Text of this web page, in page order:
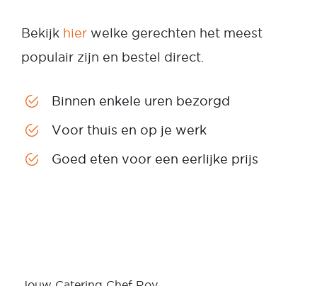
Bekijk hierwelke gerechten het meest
populair zijn en bestel direct.
Binnen enkele uren bezorgd
Voor thuis en op je werk
Goed eten voor een eerlijke prijs